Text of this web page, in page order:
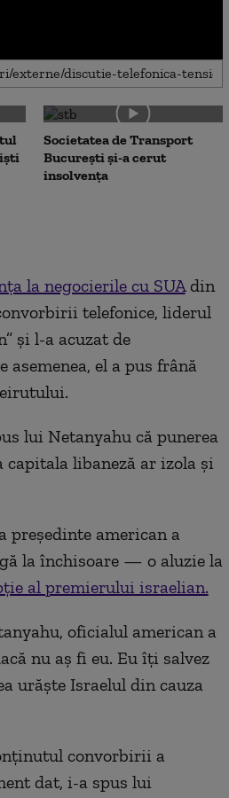
Societatea de Transport
București și-a cerut
insolvența
la negocierile cu SUAdin
telefonice, liderul
și l-a acuzat de
el a pus frână
lui Netanyahu că punerea
libaneză ar izola și
președinte american a
la închisoare — o aluzie la
al premierului israelian.
oficialul american a
nu aș fi eu. Eu îți salvez
urăște Israelul din cauza
convorbirii a
dat, i-a spus lui